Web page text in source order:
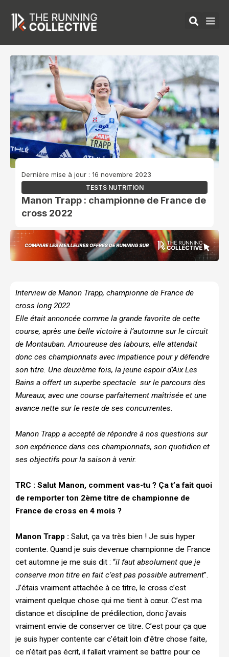
contenu
Dernière mise à jour : 16 novembre 2023
TESTS NUTRITION
Manon Trapp : championne de France de
cross 2022
Interview de Manon Trapp, championne de France de
cross long 2022
Elle était annoncée comme la grande favorite de cette
course, après une belle victoire à l’automne sur le circuit
de Montauban. Amoureuse des labours, elle attendait
donc ces championnats avec impatience pour y défendre
son titre. Une deuxième fois, la jeune espoir d’Aix Les
Bains a offert un superbe spectacle sur le parcours des
Mureaux, avec une course parfaitement maîtrisée et une
avance nette sur le reste de ses concurrentes.
Manon Trapp a accepté de répondre à nos questions sur
son expérience dans ces championnats, son quotidien et
ses objectifs pour la saison à venir.
TRC : Salut Manon, comment vas-tu ? Ça t’a fait quoi
de remporter ton 2ème titre de championne de
France de cross en 4 mois ?
Manon Trapp : Salut, ça va très bien ! Je suis hyper
contente. Quand je suis devenue championne de France
cet automne je me suis dit : “il faut absolument que je
conserve mon titre en fait c’est pas possible autrement”.
J’étais vraiment attachée à ce titre, le cross c’est
vraiment quelque chose qui me tient à cœur. C’est ma
distance et discipline de prédilection, donc j’avais
vraiment envie de conserver ce titre. C’est pour ça que
je suis hyper contente car c’était loin d’être chose faite,
ce n’était pas écrit, il fallait vraiment se battre pour ce